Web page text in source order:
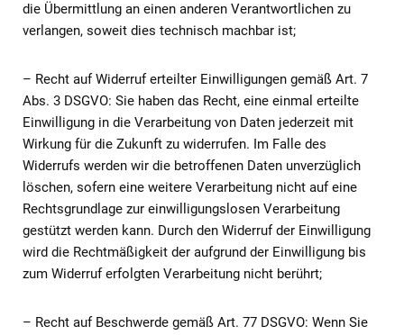
die Übermittlung an einen anderen Verantwortlichen zu
verlangen, soweit dies technisch machbar ist;
– Recht auf Widerruf erteilter Einwilligungen gemäß Art. 7
Abs. 3 DSGVO: Sie haben das Recht, eine einmal erteilte
Einwilligung in die Verarbeitung von Daten jederzeit mit
Wirkung für die Zukunft zu widerrufen. Im Falle des
Widerrufs werden wir die betroffenen Daten unverzüglich
löschen, sofern eine weitere Verarbeitung nicht auf eine
Rechtsgrundlage zur einwilligungslosen Verarbeitung
gestützt werden kann. Durch den Widerruf der Einwilligung
wird die Rechtmäßigkeit der aufgrund der Einwilligung bis
zum Widerruf erfolgten Verarbeitung nicht berührt;
– Recht auf Beschwerde gemäß Art. 77 DSGVO: Wenn Sie